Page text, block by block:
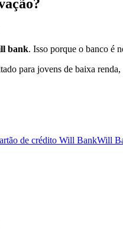
bank. Isso porque o banco é
para jovens de baixa
de crédito Will BankWill